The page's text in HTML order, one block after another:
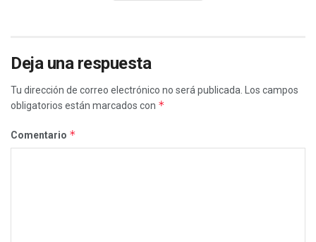
Deja una respuesta
Tu dirección de correo electrónico no será publicada.
Los campos
obligatorios están marcados con *
Comentario *